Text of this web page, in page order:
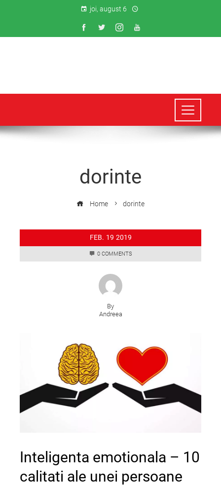
joi, august 6
dorinte
Home dorinte
FEB. 19 2019
0 COMMENTS
By
Andreea
Inteligenta emotionala – 10
calitati ale unei persoane